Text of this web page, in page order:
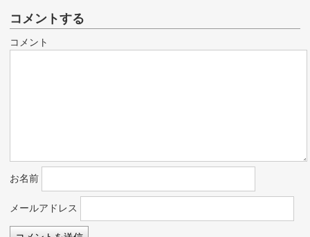
コメントする
コメント
お名前
メールアドレス